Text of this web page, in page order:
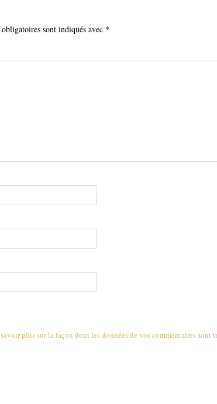
sont indiqués avec *
plus sur la façon dont les données de vos commentaires sont